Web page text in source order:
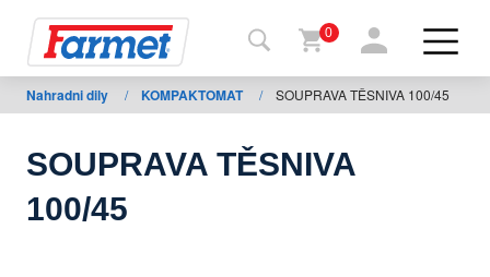
Späť
na
shop
0
Nahradni dily / KOMPAKTOMAT / SOUPRAVA TĚSNIVA 100/45
SOUPRAVA TĚSNIVA
100/45